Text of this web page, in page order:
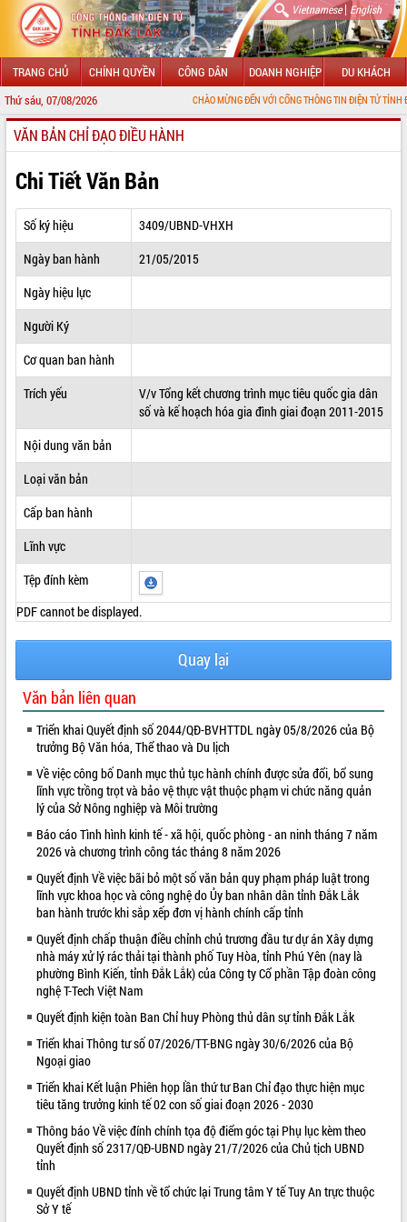
Vietnamese| English
TRANG CHỦ CHÍNH QUYỀN CÔNG DÂN DOANH NGHIỆP DU KHÁCH
Thứ sáu, 07/08/2026 CHÀO MỪNG ĐẾN VỚI CỔNG THÔNG TIN ĐIỆN TỬ TỈNH ĐẮK LẮK
GIỚI THIỆU
LÃNH ĐẠO UBND TỈNH
TIN TỨC SỰ KIỆN
SỞ, BAN, NGÀNH
THÔNG TIN CHỈ ĐẠO ĐIỀU HÀNH
HỆ THỐNG VĂN BẢN
VĂN BẢN HĐND TỈNH
ĐIỂM TIN VĂN BẢN
VIDEO
Khám bệnh, cấp phát thuốc miễn phí
và tặng quà người dân xã Cư Pui
Hội nghị UBND tỉnh Đắk Lắk thường kỳ
tháng 7/2026
Lễ truy tặng danh hiệu “Bà Mẹ Việt
Nam Anh hùng” và trao Huân chương
Lao động
UBND tỉnh Đắk Lắk triển khai nhiệm
Kỳ họp thứ Hai, Hội đồng nhân dân
ALBUM ẢNH
VĂN BẢN CHỈ ĐẠO ĐIỀU HÀNH
Chi Tiết Văn Bản
Số ký hiệu
3409/UBND-VHXH
Ngày ban hành
21/05/2015
Ngày hiệu lực
Người Ký
Cơ quan ban hành
Trích yếu
V/v Tổng kết chương trình mục tiêu quốc gia dân
số và kế hoạch hóa gia đình giai đoạn 2011-2015
Nội dung văn bản
Loại văn bản
Cấp ban hành
Lĩnh vực
Tệp đính kèm
PDF cannot be displayed.
Quay lại
Văn bản liên quan
Triển khai Quyết định số 2044/QĐ-BVHTTDL ngày 05/8/2026 của Bộ
trưởng Bộ Văn hóa, Thể thao và Du lịch
Về việc công bố Danh mục thủ tục hành chính được sửa đổi, bổ sung
lĩnh vực trồng trọt và bảo vệ thực vật thuộc phạm vi chức năng quản
lý của Sở Nông nghiệp và Môi trường
Báo cáo Tình hình kinh tế - xã hội, quốc phòng - an ninh tháng 7 năm
2026 và chương trình công tác tháng 8 năm 2026
Quyết định Về việc bãi bỏ một số văn bản quy phạm pháp luật trong
lĩnh vực khoa học và công nghệ do Ủy ban nhân dân tỉnh Đắk Lắk
ban hành trước khi sắp xếp đơn vị hành chính cấp tỉnh
Quyết định chấp thuận điều chỉnh chủ trương đầu tư dự án Xây dựng
nhà máy xử lý rác thải tại thành phố Tuy Hòa, tỉnh Phú Yên (nay là
phường Bình Kiến, tỉnh Đắk Lắk) của Công ty Cổ phần Tập đoàn công
nghệ T-Tech Việt Nam
Quyết định kiện toàn Ban Chỉ huy Phòng thủ dân sự tỉnh Đắk Lắk
Triển khai Thông tư số 07/2026/TT-BNG ngày 30/6/2026 của Bộ
Ngoại giao
Triển khai Kết luận Phiên họp lần thứ tư Ban Chỉ đạo thực hiện mục
tiêu tăng trưởng kinh tế 02 con số giai đoạn 2026 - 2030
Thông báo Về việc đính chính tọa độ điểm góc tại Phụ lục kèm theo
Quyết định số 2317/QĐ-UBND ngày 21/7/2026 của Chủ tịch UBND
tỉnh
Quyết định UBND tỉnh về tổ chức lại Trung tâm Y tế Tuy An trực thuộc
Sở Y tế